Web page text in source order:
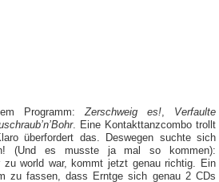
Programm:Zerschweig es!, Verfaulte
. Eine Kontakttanzcombo trollt
überfordert das. Deswegen suchte sich
(Und es musste ja mal so kommen):
zu world war, kommt jetzt genau richtig. Ein
zu fassen, dass Erntge sich genau 2 CDs